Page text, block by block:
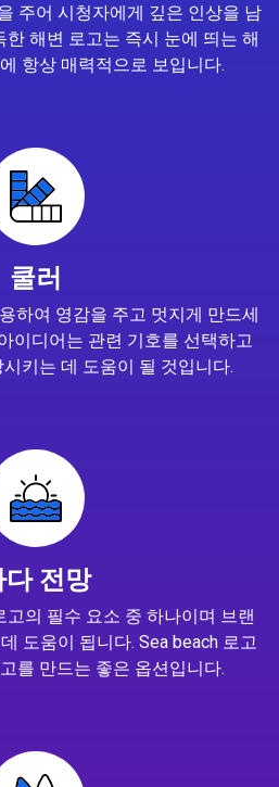
주어 시청자에게 깊은 인상을 남
한 해변 로고는 즉시 눈에 띄는 해
항상 매력적으로 보입니다.
쿨러
하여 영감을 주고 멋지게 만드세
이디어는 관련 기호를 선택하고
키는 데 도움이 될 것입니다.
다 전망
의 필수 요소 중 하나이며 브랜
도움이 됩니다. Sea beach 로고
를 만드는 좋은 옵션입니다.